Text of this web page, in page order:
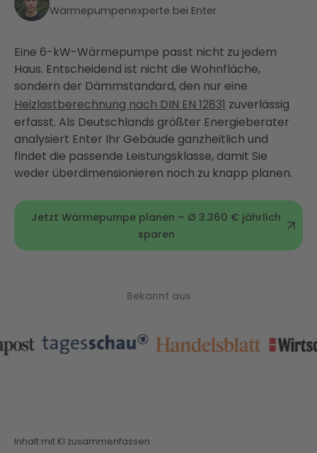
Wärmepumpenexperte bei Enter
Eine 6-kW-Wärmepumpe passt nicht zu jedem
Haus. Entscheidend ist nicht die Wohnfläche,
sondern der Dämmstandard, den nur eine
Heizlastberechnung nach DIN EN 12831 zuverlässig
erfasst. Als Deutschlands größter Energieberater
analysiert Enter Ihr Gebäude ganzheitlich und
findet die passende Leistungsklasse, damit Sie
weder überdimensionieren noch zu knapp planen.
Jetzt Wärmepumpe planen – Ø 3.360 € jährlich
sparen
Bekannt aus
Inhalt mit KI zusammenfassen